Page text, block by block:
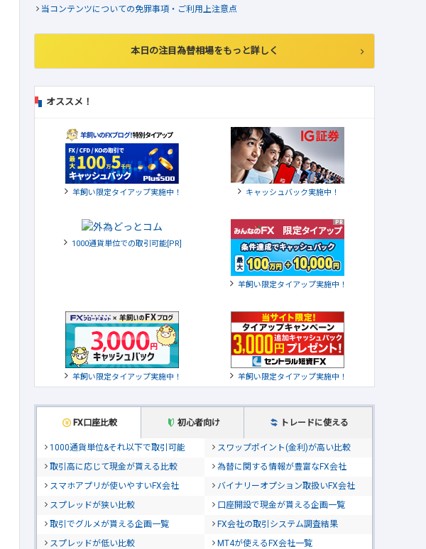
当コンテンツについての免罪事項・ご利用上注意点
本日の注目為替相場をもっと詳しく
オススメ！
羊飼い限定タイアップ実施中！ キャッシュバック実施中！
1000通貨単位での取引可能[PR]
羊飼い限定タイアップ実施中！
羊飼い限定タイアップ実施中！ 羊飼い限定タイアップ実施中！
FX口座比較 初心者向け トレードに使える
1000通貨単位&それ以下で取引可能
スワップポイント(金利)が高い比較
取引高に応じて現金が貰える比較
為替に関する情報が豊富なFX会社
スマホアプリが使いやすいFX会社
バイナリーオプション取扱いFX会社
スプレッドが狭い比較
口座開設で現金が貰える企画一覧
取引でグルメが貰える企画一覧
FX会社の取引システム調査結果
スプレッドが低い比較
MT4が使えるFX会社一覧